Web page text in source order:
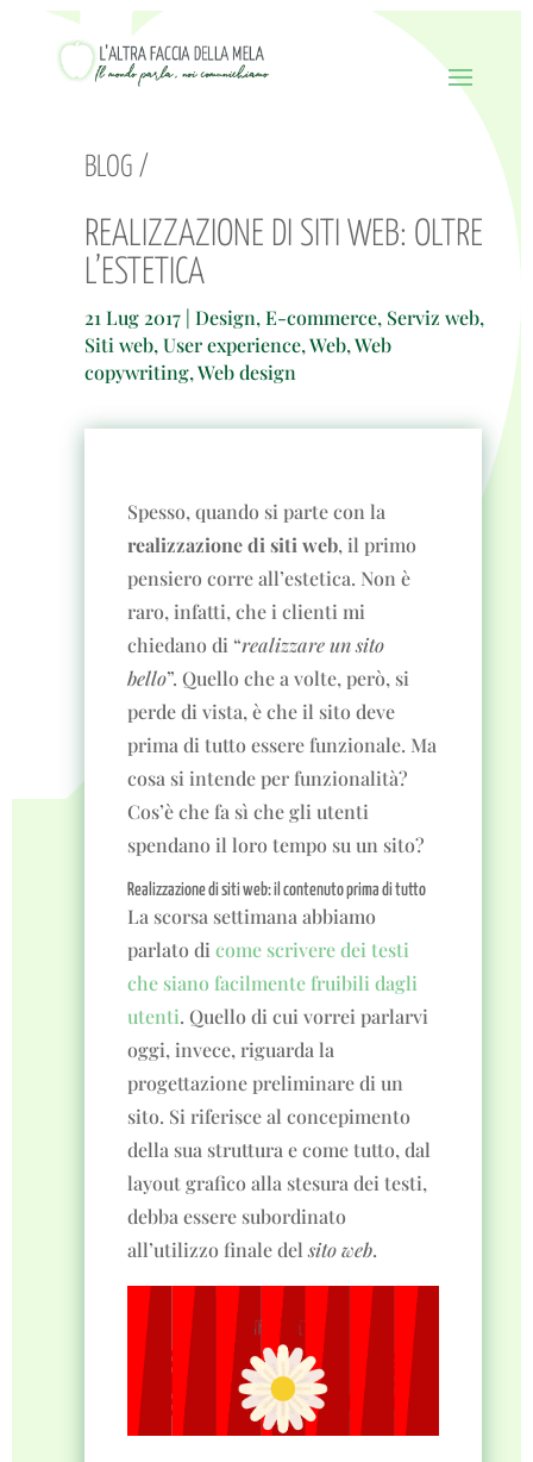
BLOG /
REALIZZAZIONE DI SITI WEB: OLTRE
L’ESTETICA
21 Lug 2017 |Design,E-commerce, Serviz web,
Siti web,User experience,Web,Web
copywriting,Web design
Spesso, quando si parte con la
realizzazione di siti web, il primo
pensiero corre all’estetica. Non è
raro, infatti, che i clienti mi
chiedano di “realizzare un sito
bello”. Quello che a volte, però, si
perde di vista, è che il sito deve
prima di tutto essere funzionale. Ma
cosa si intende per funzionalità?
Cos’è che fa sì che gli utenti
spendano il loro tempo su un sito?
Realizzazione di siti web: il contenuto prima di tutto
La scorsa settimana abbiamo
parlato dicome scrivere dei testi
che siano facilmente fruibili dagli
utenti. Quello di cui vorrei parlarvi
oggi, invece, riguarda la
progettazione preliminare di un
sito. Si riferisce al concepimento
della sua struttura e come tutto, dal
layout grafico alla stesura dei testi,
debba essere subordinato
all’utilizzo finale delsito web.